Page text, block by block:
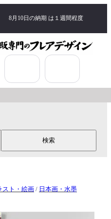
8月10日の納期 は １週間程度
検索
スト・絵画 / 日本画・水墨